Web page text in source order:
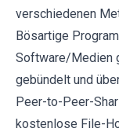
verschiedenen
Bösartige
Software/Medien
gebündelt und
Peer-to-Peer-
kostenlose File-